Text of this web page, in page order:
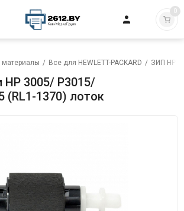
0
/ Все для HEWLETT-PACKARD / ЗИП HP
HP 3005/ P3015/
(RL1-1370) лоток